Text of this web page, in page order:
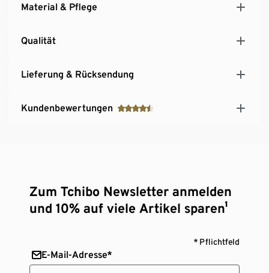
Material & Pflege
Qualität
Lieferung & Rücksendung
Kundenbewertungen
Zum Tchibo Newsletter anmelden
und 10% auf viele Artikel sparen¹
* Pflichtfeld
E-Mail-Adresse*